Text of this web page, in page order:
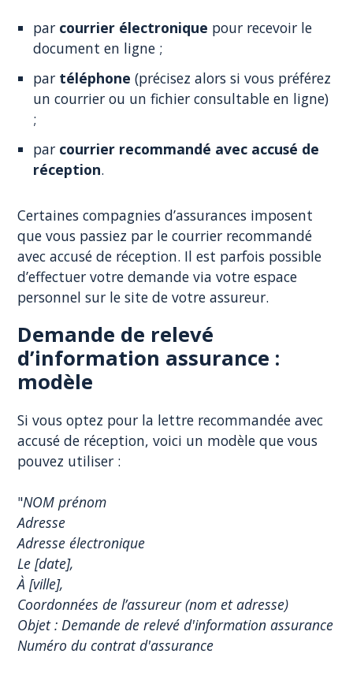
par courrier électronique pour recevoir le
document en ligne ;
par téléphone (précisez alors si vous préférez
un courrier ou un fichier consultable en ligne)
;
par courrier recommandé avec accusé de
réception.
Certaines compagnies d’assurances imposent
que vous passiez par le courrier recommandé
avec accusé de réception. Il est parfois possible
d’effectuer votre demande via votre espace
personnel sur le site de votre assureur.
Demande de relevé
d’information assurance :
modèle
Si vous optez pour la lettre recommandée avec
accusé de réception, voici un modèle que vous
pouvez utiliser :
"NOM prénom
Adresse
Adresse électronique
Le [date],
À [ville],
Coordonnées de l’assureur (nom et adresse)
Objet : Demande de relevé d'information assurance
Numéro du contrat d'assurance